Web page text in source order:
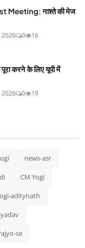
Meeting: नाश्ते की मेज
2026 0 16
करने के लिए यूपी में
2026 0 19
news-asr
CM Yogi
aditynath
se